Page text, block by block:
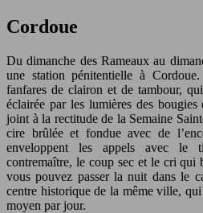
Cordoue
Du dimanche des Rameaux au
une station pénitentielle à
fanfares de clairon et de tambour,
éclairée par les lumières des bougies
joint à la rectitude de la Semaine
cire brûlée et fondue avec de
enveloppent les appels avec le
contremaître, le coup sec et le cri qui
vous pouvez passer la nuit dans le
centre historique de la même ville,
moyen par jour.